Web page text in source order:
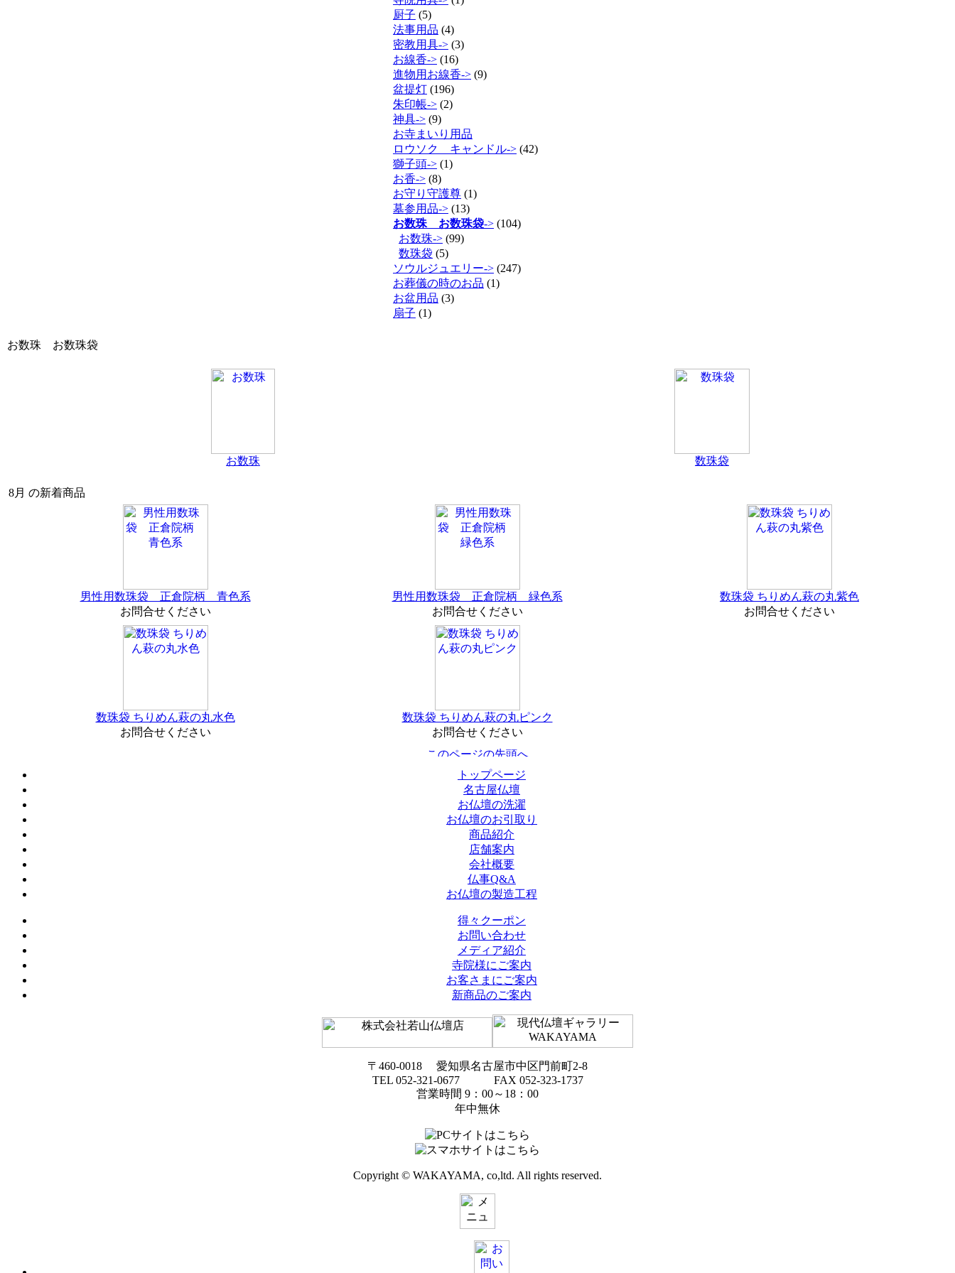
厨子 (5)
法事用品 (4)
密教用具-> (3)
お線香-> (16)
進物用お線香-> (9)
盆提灯 (196)
朱印帳-> (2)
神具-> (9)
お寺まいり用品
ロウソク キャンドル-> (42)
獅子頭-> (1)
お香-> (8)
お守り守護尊 (1)
墓参用品-> (13)
お数珠 お数珠袋-> (104)
お数珠-> (99)
数珠袋 (5)
ソウルジュエリー-> (247)
お葬儀の時のお品 (1)
お盆用品 (3)
扇子 (1)
お数珠 お数珠袋
お数珠 数珠袋
8月 の新着商品
男性用数珠袋 正倉院柄 青色系
お問合せください
男性用数珠袋 正倉院柄 緑色系
お問合せください
数珠袋 ちりめん萩の丸紫色
お問合せください
数珠袋 ちりめん萩の丸水色
お問合せください
数珠袋 ちりめん萩の丸ピンク
お問合せください
トップページ
名古屋仏壇
お仏壇の洗濯
お仏壇のお引取り
商品紹介
店舗案内
会社概要
仏事Q&A
お仏壇の製造工程
得々クーポン
お問い合わせ
メディア紹介
寺院様にご案内
お客さまにご案内
新商品のご案内
〒460-0018 愛知県名古屋市中区門前町2-8
TEL 052-321-0677 FAX 052-323-1737
営業時間 9：00～18：00
年中無休
Copyright © WAKAYAMA, co,ltd. All rights reserved.